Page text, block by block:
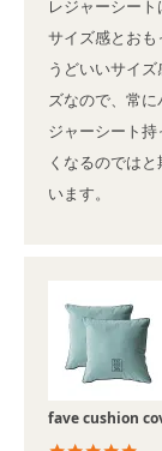
レジャーシー
サイズ感とお
うどいいサイ
ズなので、常
ジャーシート
くなるのでは
います。
fave cushion